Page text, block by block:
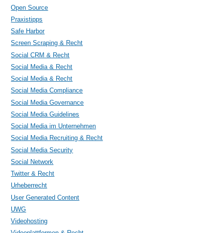
Open Source
Praxistipps
Safe Harbor
Screen Scraping & Recht
Social CRM & Recht
Social Media & Recht
Social Media & Recht
Social Media Compliance
Social Media Governance
Social Media Guidelines
Social Media im Unternehmen
Social Media Recruiting & Recht
Social Media Security
Social Network
Twitter & Recht
Urheberrecht
User Generated Content
UWG
Videohosting